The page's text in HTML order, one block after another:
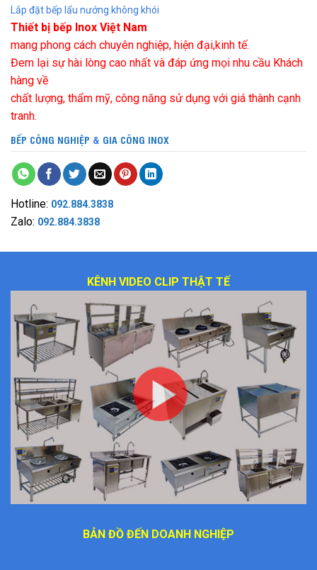
Lắp đặt bếp lẩu nướng không khói
Thiết bị bếp Inox Việt Nam
mang phong cách chuyên nghiệp, hiện đại,kinh tế.
Đem lại sự hài lòng cao nhất và đáp ứng mọi nhu cầu Khách
hàng về
chất lượng, thẩm mỹ, công năng sử dụng với giá thành cạnh
tranh.
BẾP CÔNG NGHIỆP & GIA CÔNG INOX
Hotline: 092.884.3838
Zalo: 092.884.3838
KÊNH VIDEO CLIP THẬT TẾ
BẢN ĐỒ ĐẾN DOANH NGHIỆP